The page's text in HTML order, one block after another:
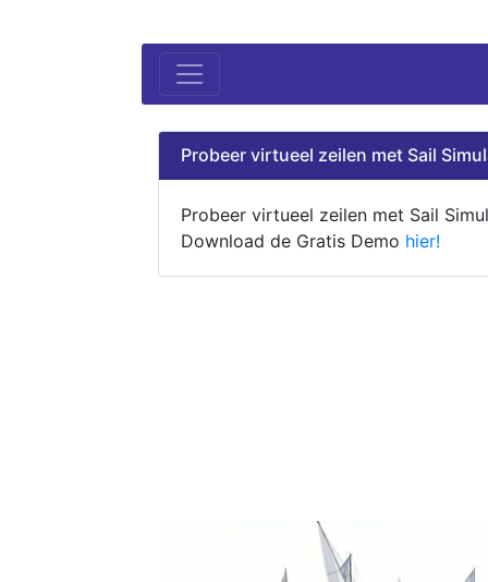
Probeer virtueel zeilen met Sail
Probeer virtueel zeilen met Sail
Download de Gratis Demo hier!